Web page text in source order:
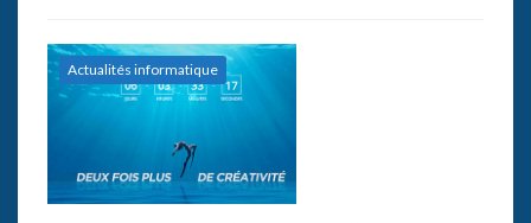
Actualités informatique